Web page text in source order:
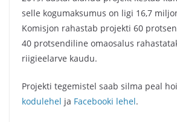
selle kogumaksumus on ligi 16,7
Komisjon rahastab projekti 60
40 protsendiline omaosalus
riigieelarve kaudu.
Projekti tegemistel saab silma peal
kodulehel ja Facebooki lehel.